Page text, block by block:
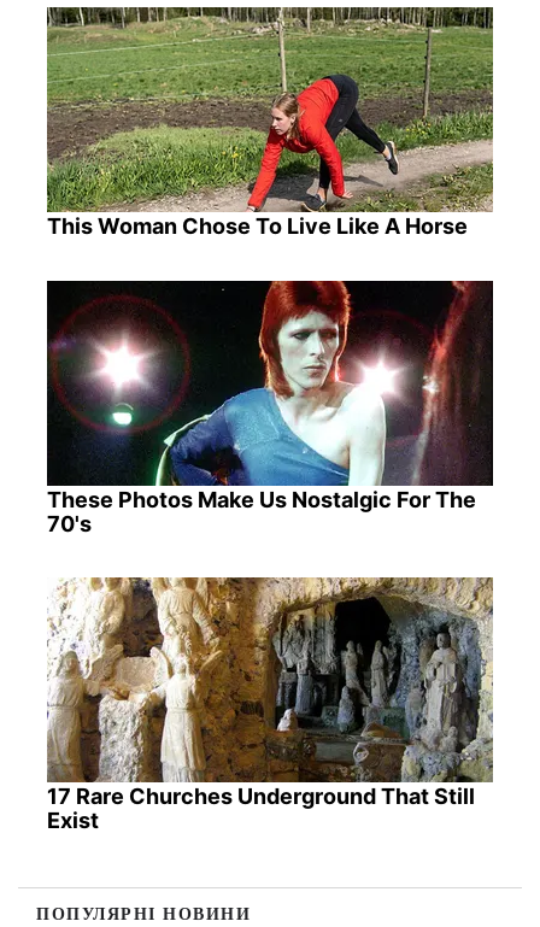
This Woman Chose To Live Like A Horse
These Photos Make Us Nostalgic For The
70's
17 Rare Churches Underground That Still
Exist
ПОПУЛЯРНІ НОВИНИ